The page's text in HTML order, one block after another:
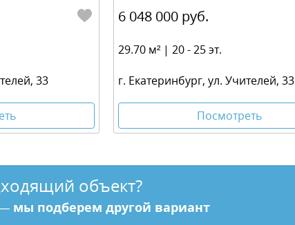
33
6 048 000 руб.
29.70 м² | 20 - 25 эт.
г. Екатеринбург, ул. Учителей, 33
Посмотреть
объект?
мы подберем другой вариант